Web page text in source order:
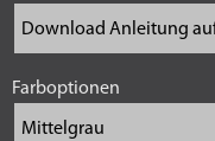
Farboptionen